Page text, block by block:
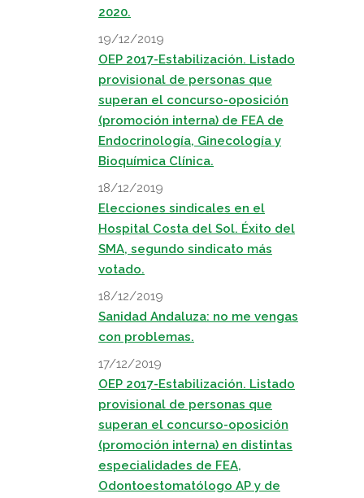
2020.
19/12/2019
OEP 2017-Estabilización. Listado
provisional de personas que
superan el concurso-oposición
(promoción interna) de FEA de
Endocrinología, Ginecología y
Bioquímica Clínica.
18/12/2019
Elecciones sindicales en el
Hospital Costa del Sol. Éxito del
SMA, segundo sindicato más
votado.
18/12/2019
Sanidad Andaluza: no me vengas
con problemas.
17/12/2019
OEP 2017-Estabilización. Listado
provisional de personas que
superan el concurso-oposición
(promoción interna) en distintas
especialidades de FEA,
Odontoestomatólogo AP y de